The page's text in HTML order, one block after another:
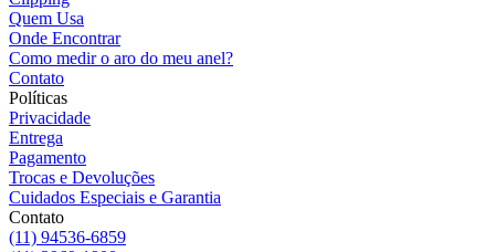
Quem Usa
Onde Encontrar
Como medir o aro do meu anel?
Contato
Políticas
Privacidade
Entrega
Pagamento
Trocas e Devoluções
Cuidados Especiais e Garantia
Contato
(11) 94536-6859